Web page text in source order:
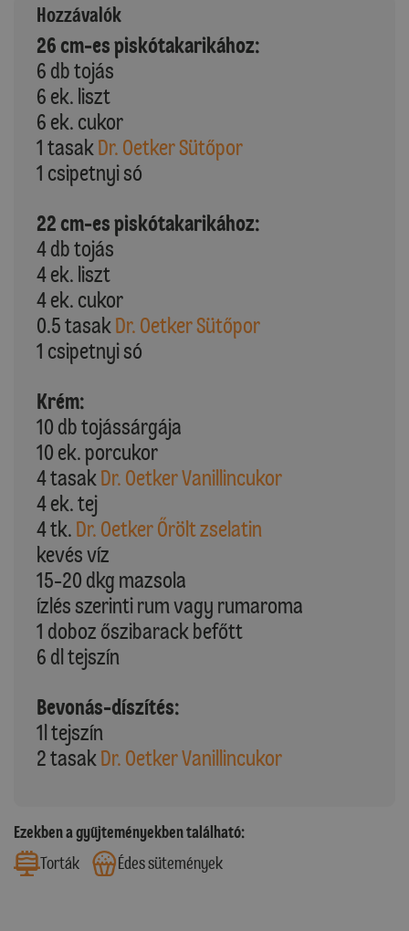
Hozzávalók
26 cm-es piskótakarikához:
6 db tojás
6 ek. liszt
6 ek. cukor
1 tasak Dr. Oetker Sütőpor
1 csipetnyi só
22 cm-es piskótakarikához:
4 db tojás
4 ek. liszt
4 ek. cukor
0.5 tasak Dr. Oetker Sütőpor
1 csipetnyi só
Krém:
10 db tojássárgája
10 ek. porcukor
4 tasak Dr. Oetker Vanillincukor
4 ek. tej
4 tk. Dr. Oetker Őrölt zselatin
kevés víz
15-20 dkg mazsola
ízlés szerinti rum vagy rumaroma
1 doboz őszibarack befőtt
6 dl tejszín
Bevonás-díszítés:
1l tejszín
2 tasak Dr. Oetker Vanillincukor
Ezekben a gyűjteményekben található:
Torták
Édes sütemények